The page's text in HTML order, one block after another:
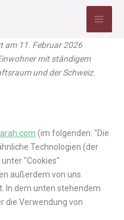
am 11. Februar 2026
mit ständigem
und der Schweiz.
(im folgenden: "Die
Technologien (der
"Cookies"
außerdem von uns
In dem unten stehendem
die Verwendung von
Consent
elementor
Consent
wordpress
Consent
google-
analytics
Consent
sonstiges